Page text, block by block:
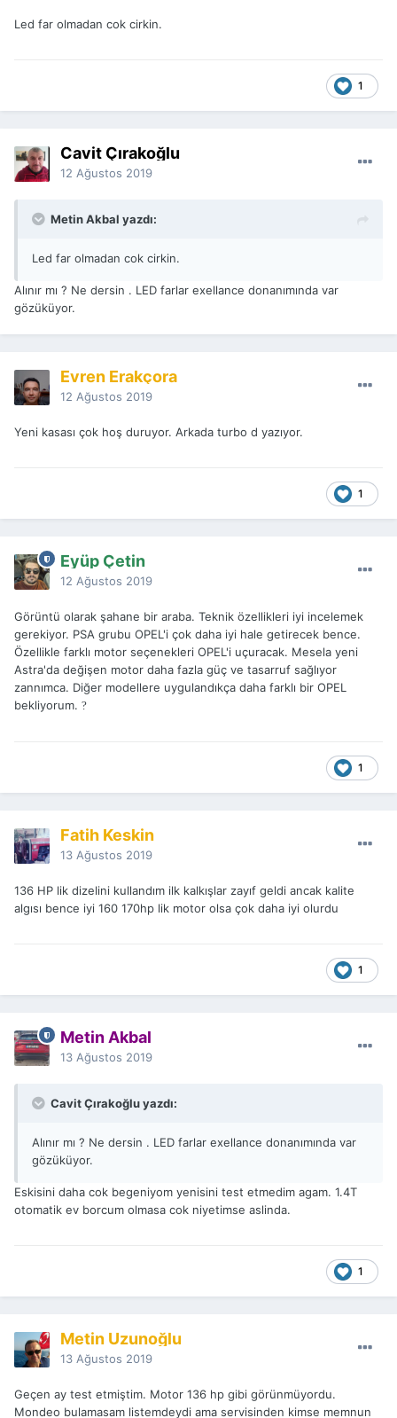
Led far olmadan cok cirkin.
1
Cavit Çırakoğlu
12 Ağustos 2019
Metin Akbal yazdı:
Led far olmadan cok cirkin.
Alınır mı ? Ne dersin . LED farlar exellance donanımında var
gözüküyor.
Evren Erakçora
12 Ağustos 2019
Yeni kasası çok hoş duruyor. Arkada turbo d yazıyor.
1
Eyüp Çetin
12 Ağustos 2019
Görüntü olarak şahane bir araba. Teknik özellikleri iyi incelemek
gerekiyor. PSA grubu OPEL'i çok daha iyi hale getirecek bence.
Özellikle farklı motor seçenekleri OPEL'i uçuracak. Mesela yeni
Astra'da değişen motor daha fazla güç ve tasarruf sağlıyor
zannımca. Diğer modellere uygulandıkça daha farklı bir OPEL
bekliyorum. ?
1
Fatih Keskin
13 Ağustos 2019
136 HP lik dizelini kullandım ilk kalkışlar zayıf geldi ancak kalite
algısı bence iyi 160 170hp lik motor olsa çok daha iyi olurdu
1
Metin Akbal
13 Ağustos 2019
Cavit Çırakoğlu yazdı:
Alınır mı ? Ne dersin . LED farlar exellance donanımında var
gözüküyor.
Eskisini daha cok begeniyom yenisini test etmedim agam. 1.4T
otomatik ev borcum olmasa cok niyetimse aslinda.
1
Metin Uzunoğlu
13 Ağustos 2019
Geçen ay test etmiştim. Motor 136 hp gibi görünmüyordu.
Mondeo bulamasam listemdeydi ama servisinden kimse memnun